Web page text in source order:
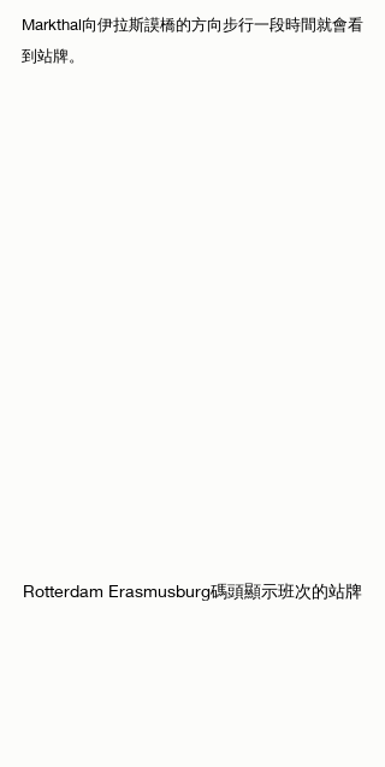
Markthal向伊拉斯謨橋的方向步行一段時間就會看
到站牌。
Rotterdam Erasmusburg碼頭顯示班次的站牌